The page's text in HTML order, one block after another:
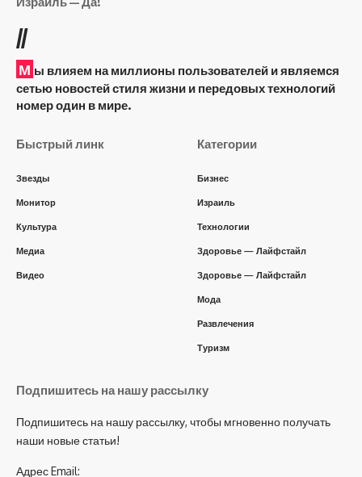
//
М ы влияем на миллионы пользователей и являемся
сетью новостей стиля жизни и передовых технологий
номер один в мире.
Быстрый линк
Звезды
Монитор
Культура
Медиа
Видео
Категории
Бизнес
Израиль
Технологии
Здоровье — Лайфстайл
Здоровье — Лайфстайл
Мода
Развлечения
Туризм
Подпишитесь на нашу рассылку
Подпишитесь на нашу рассылку, чтобы мгновенно получать
наши новые статьи!
Адрес Email: